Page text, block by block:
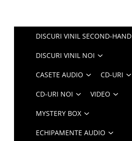
DISCURI VINIL SECOND-HAND
DISCURI VINIL NOI
CASETE AUDIO CD-URI
CD-URI NOI VIDEO
MYSTERY BOX
ECHIPAMENTE AUDIO